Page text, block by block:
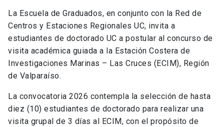
La Escuela de Graduados, en conjunto con la Red de
Centros y Estaciones Regionales UC, invita a
estudiantes de doctorado UC a postular al concurso de
visita académica guiada a la Estación Costera de
Investigaciones Marinas – Las Cruces (ECIM), Región
de Valparaíso.
La convocatoria 2026 contempla la selección de hasta
diez (10) estudiantes de doctorado para realizar una
visita grupal de 3 días al ECIM, con el propósito de